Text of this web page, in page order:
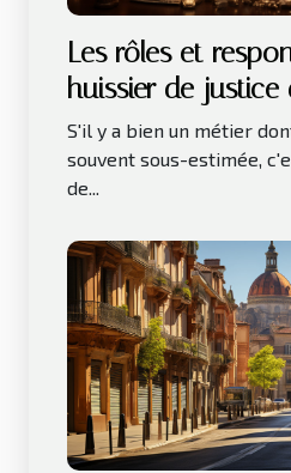
Les rôles et
huissier de justice
arrondissement
S'il y a bien un métier
souvent sous-estimée,
de...